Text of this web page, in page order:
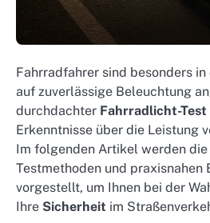
Fahrradfahrer sind besonders
auf zuverlässige Beleuchtung
durchdachter Fahrradlicht-Test
Erkenntnisse über die Leistung
Im folgenden Artikel werden
Testmethoden und praxisnahen
vorgestellt, um Ihnen bei der
Ihre Sicherheit im